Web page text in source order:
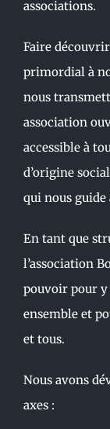
associations.
Faire
primordial à
nous
association
accessible à
d’origine
qui nous guide
En tant que
l’association
pouvoir pour
ensemble et
et tous.
Nous avons
axes :